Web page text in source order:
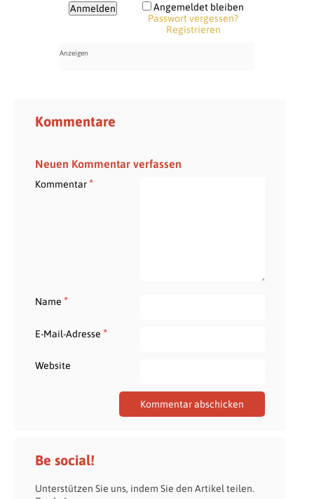
Angemeldet bleiben
Passwort vergessen?
Registrieren
Kommentare
Neuen Kommentar verfassen
Kommentar*
Name *
E-Mail-Adresse *
Website
Be social!
Unterstützen Sie uns, indem Sie den Artikel teilen.